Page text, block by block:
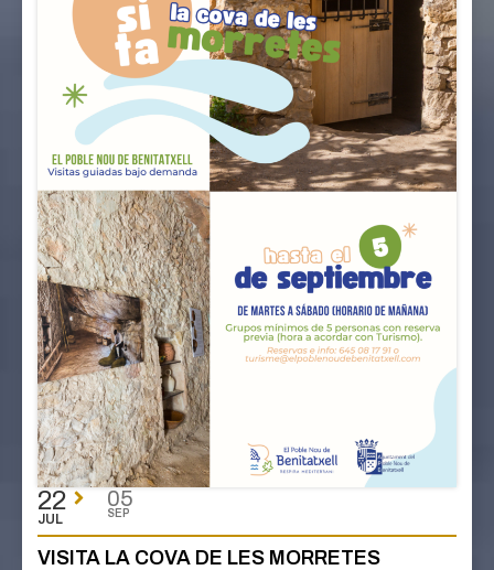
22
JUL
05
SEP
VISITA LA COVA DE LES MORRETES